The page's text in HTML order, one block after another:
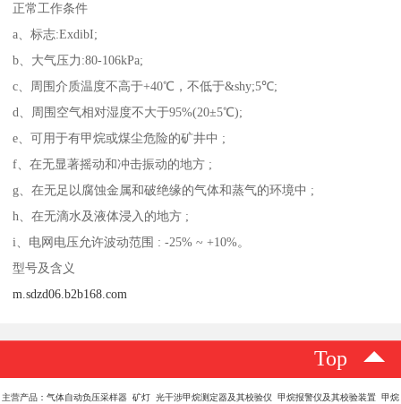
正常工作条件
a、标志:ExdibI;
b、大气压力:80-106kPa;
c、周围介质温度不高于+40℃，不低于&shy;5℃;
d、周围空气相对湿度不大于95%(20±5℃);
e、可用于有甲烷或煤尘危险的矿井中 ;
f、在无显著摇动和冲击振动的地方 ;
g、在无足以腐蚀金属和破绝缘的气体和蒸气的环境中 ;
h、在无滴水及液体浸入的地方 ;
i、电网电压允许波动范围 : -25% ~ +10%。
型号及含义
m.sdzd06.b2b168.com
Top
主营产品：气体自动负压采样器 矿灯 光干涉甲烷测定器及其校验仪 甲烷报警仪及其校验装置 甲烷